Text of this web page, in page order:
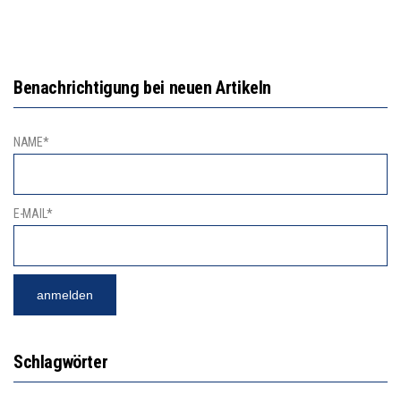
Benachrichtigung bei neuen Artikeln
NAME*
E-MAIL*
Schlagwörter